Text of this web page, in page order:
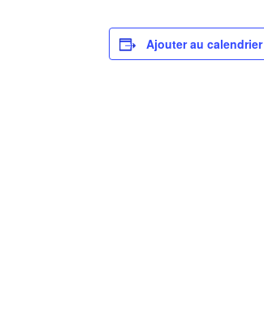
Ajouter au calendrier